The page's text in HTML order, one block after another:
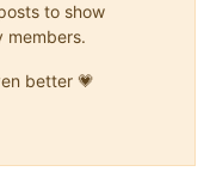
to show
members.
better 💗